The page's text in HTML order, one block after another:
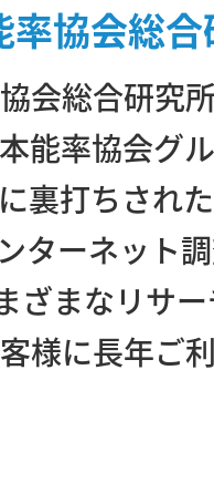
協会総
会総合研究
能率協会グ
裏打ちされ
ターネット
ざまなリサ
様に長年ご